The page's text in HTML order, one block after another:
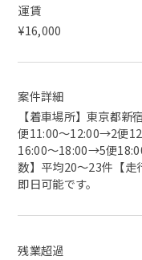
運賃
¥16,000
案件詳細
【着車場所】東京都
便11:00〜12:00→2便
16:00～18:00→5便
数】平均20〜23件【走
即日可能です。
残業超過